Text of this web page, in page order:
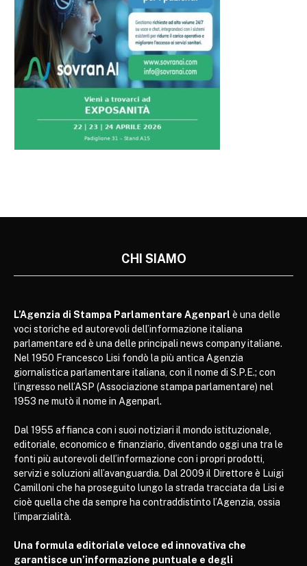
CHI SIAMO
L’Agenzia di Stampa Parlamentare Agenparl è una delle
voci storiche ed autorevoli dell’informazione italiana
parlamentare ed è una delle principali news company italiane.
Nel 1950 Francesco Lisi fondò la più antica Agenzia
giornalistica parlamentare italiana, con il nome di S.P.E.; con
l’ingresso nell’ASP (Associazione stampa parlamentare) nel
1953 ne mutò il nome in Agenparl.
Dal 1955 affianca con i suoi notiziari il mondo istituzionale,
editoriale, economico e finanziario, diventando oggi una tra le
fonti più autorevoli dell’informazione con i propri prodotti,
servizi e soluzioni all’avanguardia. Dal 2009 il Direttore è Luigi
Camilloni che ha proseguito lungo la strada tracciata da Lisi e
cioè quella che da sempre ha contraddistinto l’Agenzia, ossia
l’imparzialità.
Una formula editoriale veloce ed innovativa che
garantisce un’informazione puntuale e degli